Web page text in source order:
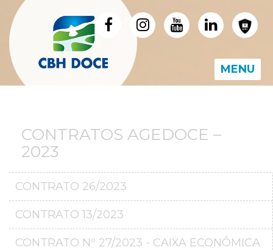
MENU
CONTRATOS AGEDOCE –
2023
CONTRATO 26/2023
CONTRATO 13/2023
CONTRATO Nº 27/2023 - CAIXA ECONÔMICA